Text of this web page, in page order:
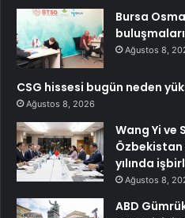
Bursa
Ağustos 8,
CSG hissesi bugün neden
Ağustos 8, 2026
Wang Yi ve
Özbekistan
yılında
Ağustos 8,
ABD